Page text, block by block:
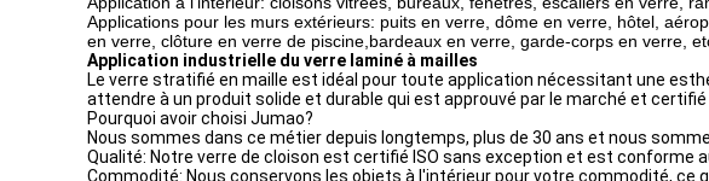
Applications pour les murs extérieurs: puits en verre, dôme en verre, hôtel,
en verre, clôture en verre de piscine,bardeaux en verre, garde-corps en verre,
Application industrielle du verre laminé à mailles
Le verre stratifié en maille est idéal pour toute application nécessitant une
attendre à un produit solide et durable qui est approuvé par le marché et
Pourquoi avoir choisi Jumao?
Nous sommes dans ce métier depuis longtemps, plus de 30 ans et nous
Qualité: Notre verre de cloison est certifié ISO sans exception et est conforme
Commodité: Nous conservons les objets à l'intérieur pour votre commodité, ce